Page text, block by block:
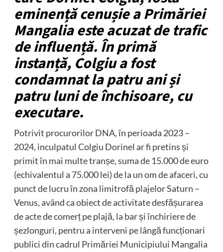
eminență cenușie a Primăriei
Mangalia este acuzat de trafic
de influență. În primă
instanță, Colgiu a fost
condamnat la patru ani și
patru luni de închisoare, cu
executare.
Potrivit procurorilor DNA, în perioada 2023 –
2024, inculpatul Colgiu Dorinel ar fi pretins și
primit în mai multe tranșe, suma de 15.000 de euro
(echivalentul a 75.000 lei) de la un om de afaceri, cu
punct de lucru în zona limitrofă plajelor Saturn –
Venus, având ca obiect de activitate desfășurarea
de acte de comerț pe plajă, la bar și închiriere de
șezlonguri, pentru a interveni pe lângă funcționari
publici din cadrul Primăriei Municipiului Mangalia